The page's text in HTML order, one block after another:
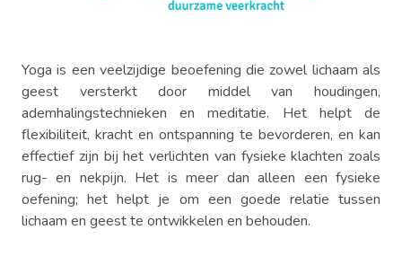
Yoga is een veelzijdige beoefening die zowel lichaam als
geest versterkt door middel van houdingen,
ademhalingstechnieken en meditatie. Het helpt de
flexibiliteit, kracht en ontspanning te bevorderen, en kan
effectief zijn bij het verlichten van fysieke klachten zoals
rug- en nekpijn. Het is meer dan alleen een fysieke
oefening; het helpt je om een goede relatie tussen
lichaam en geest te ontwikkelen en behouden.